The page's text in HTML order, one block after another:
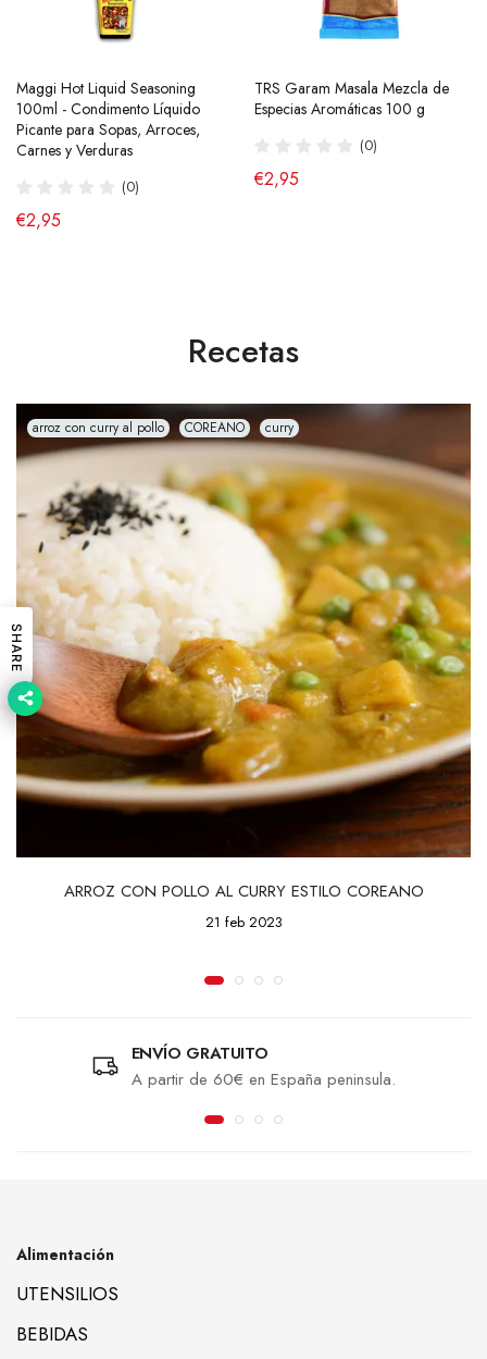
Maggi Hot Liquid Seasoning
100ml - Condimento Líquido
Picante para Sopas, Arroces,
Carnes y Verduras
(0)
€2,95
TRS Garam Masala Mezcla de
Especias Aromáticas 100 g
(0)
€2,95
Ramen Buldak Carbonara
Coreano (Halal) 130g SamYang
(40)
Salsa de Chili Crujiente 210g
Laoganma
(43)
€4,95
Recetas
arroz con curry al pollo COREANO curry
ARROZ CON POLLO AL CURRY ESTILO COREANO
21 feb 2023
ENVÍO GRATUITO
A partir de 60€ en España peninsula.
Alimentación
UTENSILIOS
BEBIDAS
SHARE